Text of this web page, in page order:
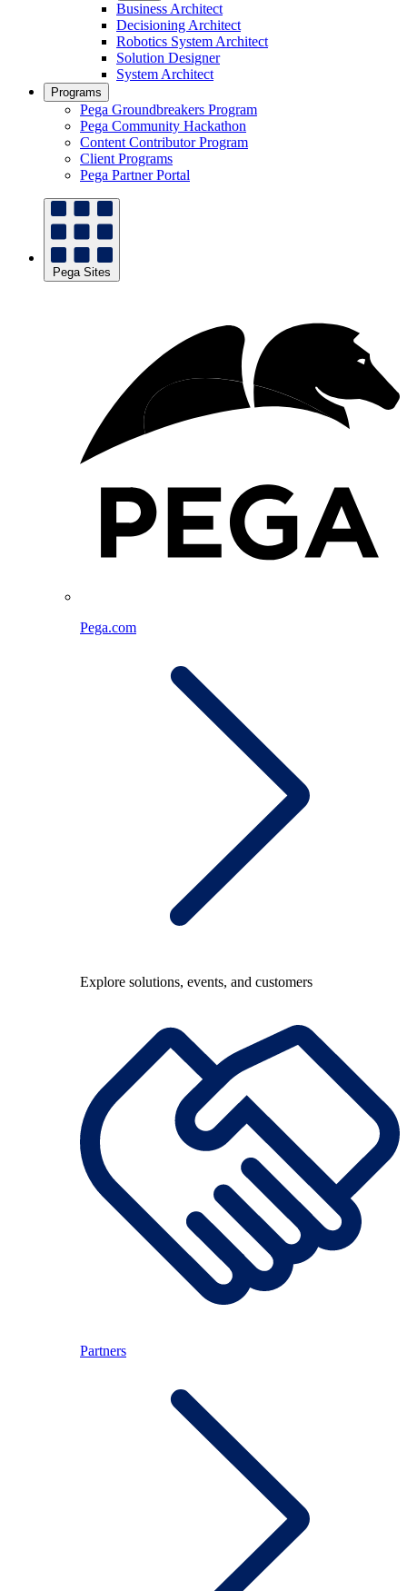
Business Architect
Decisioning Architect
Robotics System Architect
Solution Designer
System Architect
Programs
Pega Groundbreakers Program
Pega Community Hackathon
Content Contributor Program
Client Programs
Pega Partner Portal
Pega Sites
Pega.com
Explore solutions, events, and customers
Partners